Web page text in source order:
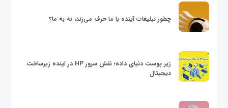
چطور تبلیغات آینده با ما حرف می‌زند، نه به ما؟
زیر پوست دنیای داده؛ نقش سرور HP در آینده زیرساخت
دیجیتال